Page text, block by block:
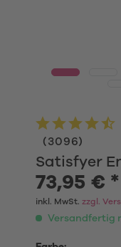
Satisfyer
(3096)
73,95 € *
inkl. MwSt. zzgl.
Versandfertig